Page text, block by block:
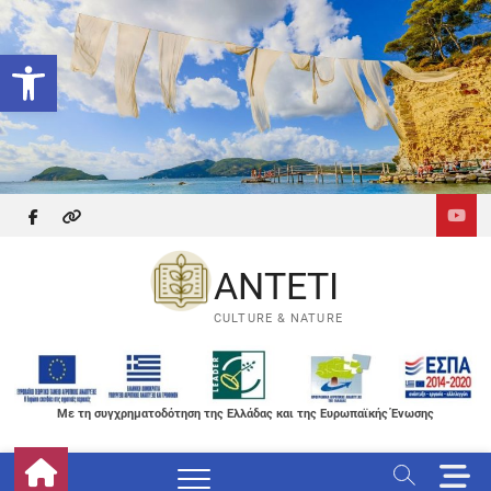
Ανοίξτε τη γραμμή εργαλείων
Skip
to
content
facebook
themefreesia
ANTETI
CULTURE & NATURE
Με τη συγχρηματοδότηση της Ελλάδας και της Ευρωπαϊκής Ένωσης
M